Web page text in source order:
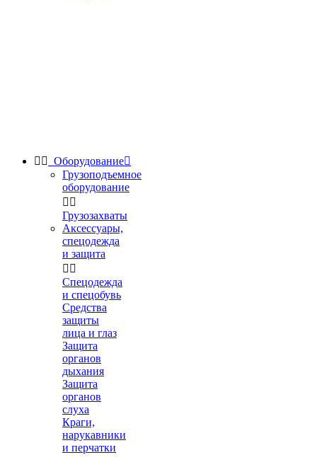
  Оборудование
Грузоподъемное
оборудование
 
Грузозахваты
Аксессуары,
спецодежда
и защита
 
Спецодежда
и спецобувь
Средства
защиты
лица и глаз
Защита
органов
дыхания
Защита
органов
слуха
Краги,
нарукавники
и перчатки